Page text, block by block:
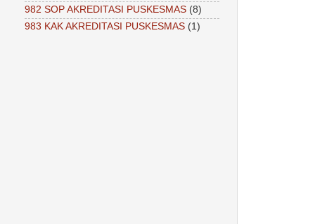
982 SOP AKREDITASI PUSKESMAS (8)
983 KAK AKREDITASI PUSKESMAS (1)